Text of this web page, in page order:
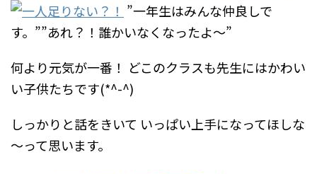
”一年生はみんな仲良しで
す。””あれ？！誰かいなくなったよ～”
何より元気が一番！ どこのクラスも先生にはかわい
い子供たちです(*^-^)
しっかりと話をきいて いっぱい上手になってほしな
～って思います。